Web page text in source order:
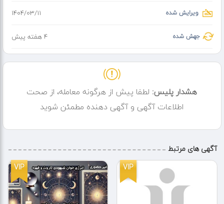
ویرایش شده ۱۴۰۴/۰۳/۱۱
جهش شده 4 هفته پیش
هشدار پلیس: لطفا پیش از هرگونه معامله، از صحت
اطلاعات آگهی و آگهی دهنده مطمئن شوید
آگهی های مرتبط
VIP
VIP